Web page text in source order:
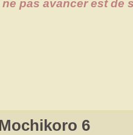
pas avancer est de
6